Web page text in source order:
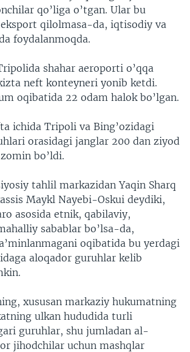
qo’liga o’tgan. Ular bu
qilolmasa-da, iqtisodiy va
foydalanmoqda.
shahar aeroporti o’qqa
neft konteyneri yonib ketdi.
oqibatida 22 odam halok bo’lgan.
ichida Tripoli va Bing’ozidagi
orasidagi janglar 200 dan ziyod
bo’ldi.
tahlil markazidan Yaqin Sharq
Maykl Nayebi-Oskui deydiki,
asosida etnik, qabilaviy,
sabablar bo’lsa-da,
oqibatida bu yerdagi
aloqador guruhlar kelib
xususan markaziy hukumatning
ulkan hududida turli
guruhlar, shu jumladan al-
jihodchilar uchun mashqlar